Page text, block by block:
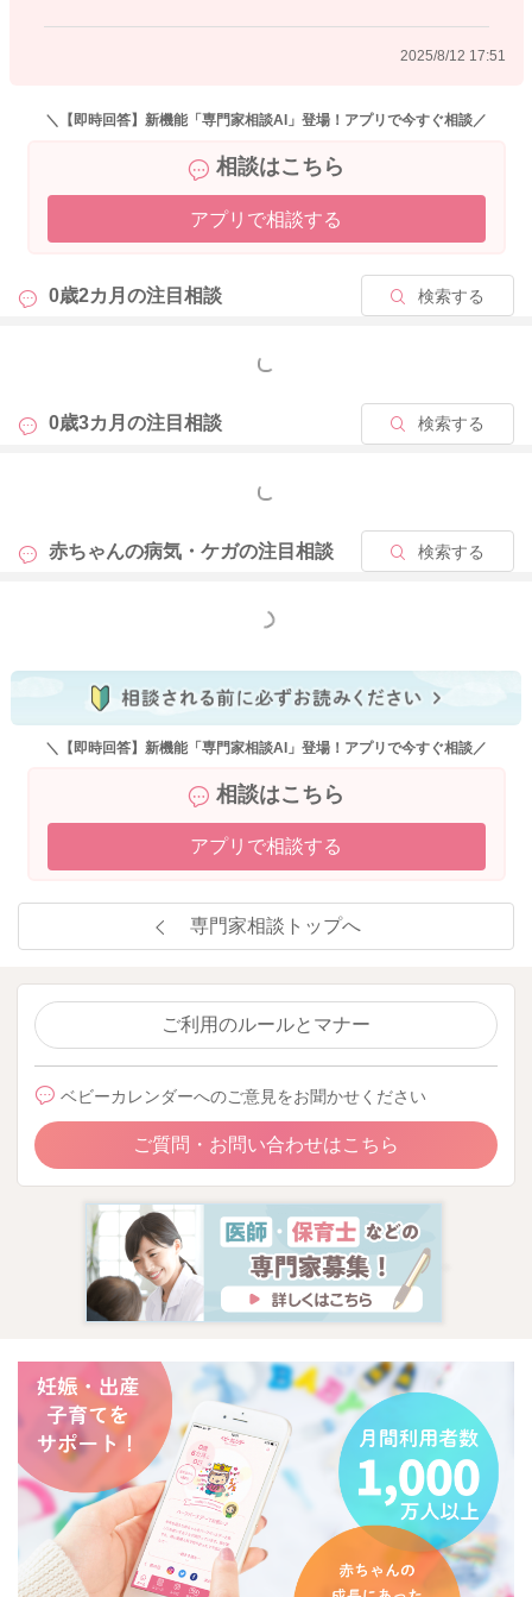
2025/8/12 17:51
＼【即時回答】新機能「専門家相談AI」登場！アプリで今すぐ相談／
相談はこちら
アプリで相談する
0歳2カ月の注目相談 検索する
もっと見る
0歳3カ月の注目相談 検索する
もっと見る
赤ちゃんの病気・ケガの注目相談 検索する
もっと見る
＼【即時回答】新機能「専門家相談AI」登場！アプリで今すぐ相談／
相談はこちら
アプリで相談する
専門家相談トップへ
ご利用のルールとマナー
ベビーカレンダーへのご意見をお聞かせください
ご質問・お問い合わせはこちら